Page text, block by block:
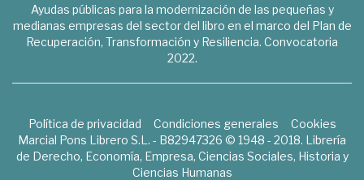
Ayudas públicas para la modernización de las pequeñas y
medianas empresas del sector del libro en el marco del Plan de
Recuperación, Transformación y Resiliencia. Convocatoria
2022.
Política de privacidad Condiciones generales
Cookies
Marcial Pons Librero S.L. - B82947326 © 1948 - 2018. Librería
de Derecho, Economía, Empresa, Ciencias Sociales, Historia y
Ciencias Humanas